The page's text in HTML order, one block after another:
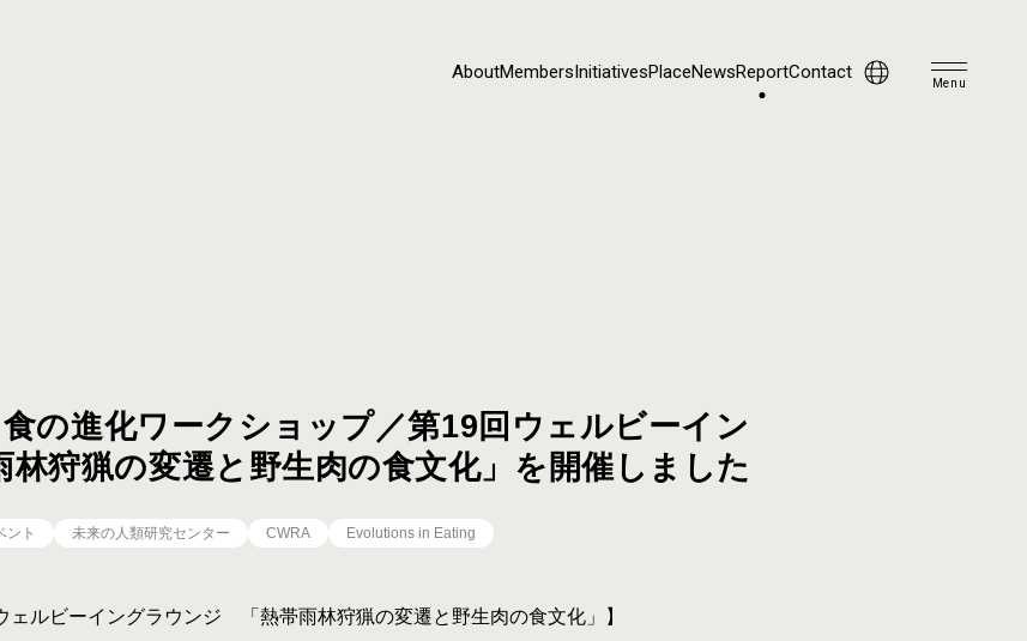
AboutMembersInitiativesPlaceNewsReportContact Menu
食の進化ワークショップ／第19回ウェルビーイン
林狩猟の変遷と野生肉の食文化」を開催しました
ント 未来の人類研究センター CWRA Evolutions in Eating
ェルビーイングラウンジ 「熱帯雨林狩猟の変遷と野生肉の食文化」】